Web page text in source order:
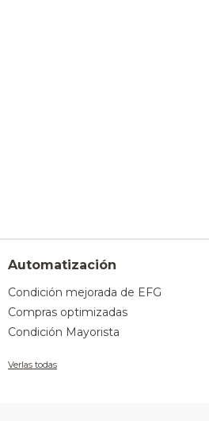
Automatización
Condición mejorada de EFG
Compras optimizadas
Condición Mayorista
Verlas todas